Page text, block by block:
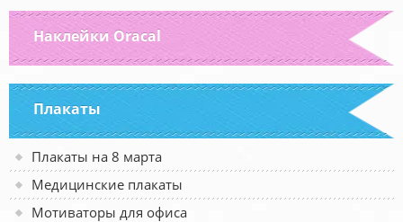
Наклейки Oracal
Плакаты
Плакаты на 8 марта
Медицинские плакаты
Мотиваторы для офиса